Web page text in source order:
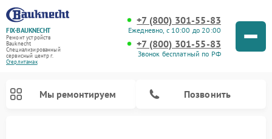
FIX-BAUKNECHT
Ремонт устройств
Bauknecht
Специализированный
cервисный центр г.
Стерлитамак
+7 (800) 301-55-83
Ежедневно, с 10:00 до 20:00
+7 (800) 301-55-83
Звонок бесплатный по РФ
Мы ремонтируем Позвонить